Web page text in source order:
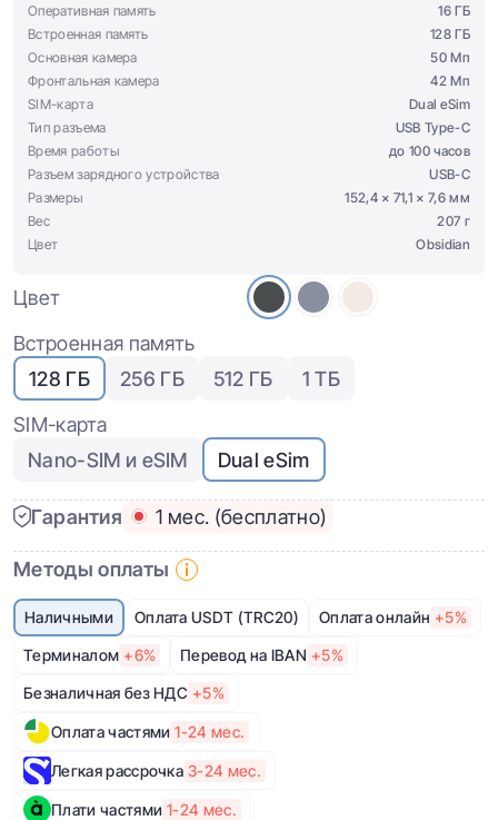
Оперативная память
16 ГБ
Встроенная память
128 ГБ
Основная камера
50 Мп
Фронтальная камера
42 Мп
SIM-карта
Dual eSim
Тип разъема
USB Type-C
Время работы
до 100 часов
Разъем зарядного устройства
USB-C
Размеры
152,4 × 71,1 × 7,6 мм
Вес
207 г
Цвет
Obsidian
Цвет
Встроенная память
128 ГБ
256 ГБ 512 ГБ
1 ТБ
SIM-карта
Nano-SIM и eSIM
Dual eSim
Гарантия 1 мес. (бесплатно)
Методы оплаты
Наличными Оплата USDT (TRC20) Оплата онлайн +5%
Терминалом +6% Перевод на IBAN +5%
Безналичная без НДС +5%
Оплата частями 1-24 мес.
Легкая рассрочка 3-24 мес.
Плати частями 1-24 мес.